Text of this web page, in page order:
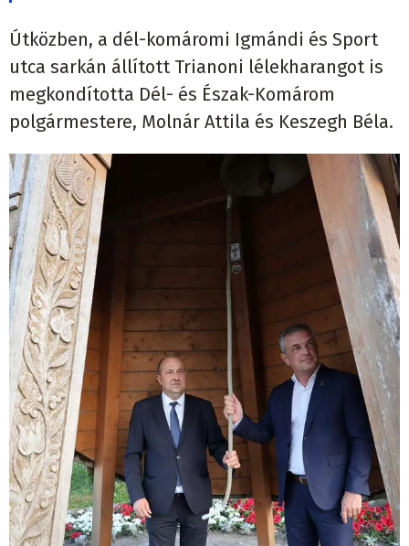
Útközben, a dél-komáromi Igmándi és Sport
utca sarkán állított Trianoni lélekharangot is
megkondította Dél- és Észak-Komárom
polgármestere, Molnár Attila és Keszegh Béla.